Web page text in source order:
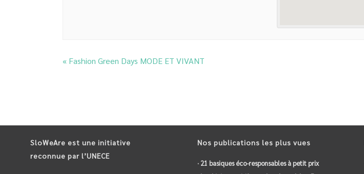
« Fashion Green Days MODE ET VIVANT
SloWeAre est une initiative
reconnue par l’UNECE
Nos publications les plus vues
· 21 basiques éco-responsables à petit prix